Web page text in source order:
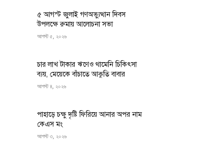
৫ আগস্ট জুলাই গণঅভ্যুত্থান দিবস
উপলক্ষে রুমায় আলোচনা সভা
আগস্ট ৫, ২০২৬
চার লাখ টাকার ঋণেও থামেনি চিকিৎসা
ব্যয়, মেয়েকে বাঁচাতে আকুতি বাবার
আগস্ট ৪, ২০২৬
পাহাড়ে চক্ষু দৃষ্টি ফিরিয়ে আনার অপর নাম
কেএস মং
আগস্ট ৩, ২০২৬